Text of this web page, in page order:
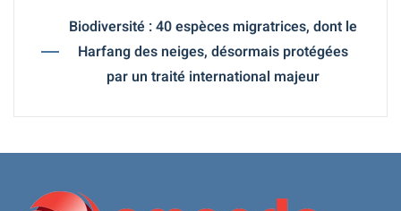
Biodiversité : 40 espèces migratrices, dont le
Harfang des neiges, désormais protégées
par un traité international majeur